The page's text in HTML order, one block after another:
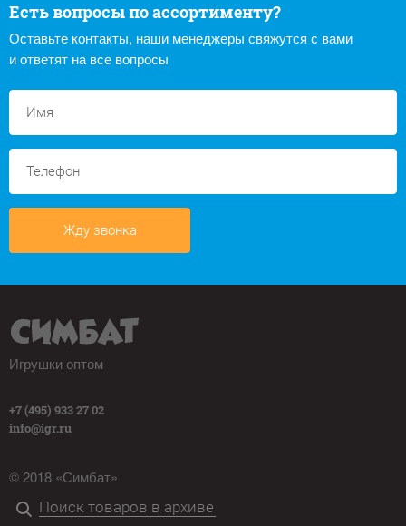
Есть вопросы по ассортименту?
Оставьте контакты, наши менеджеры свяжутся с вами
и ответят на все вопросы
Жду звонка
Игрушки оптом
+7 (495) 933 27 02
info@igr.ru
© 2018 «Симбат»